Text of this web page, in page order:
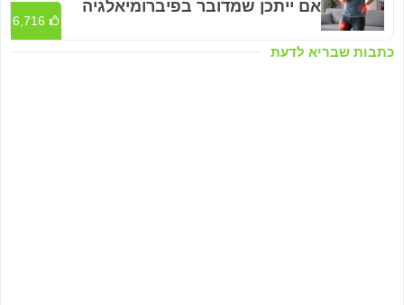
כתבות שבריא לדעת
אם ייתכן שמדובר בפיברומיאלגיה
6,716